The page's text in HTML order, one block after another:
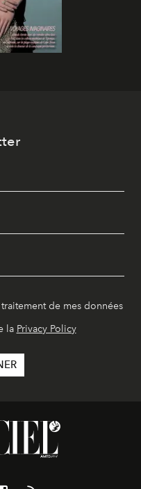
de mes données
la Privacy Policy